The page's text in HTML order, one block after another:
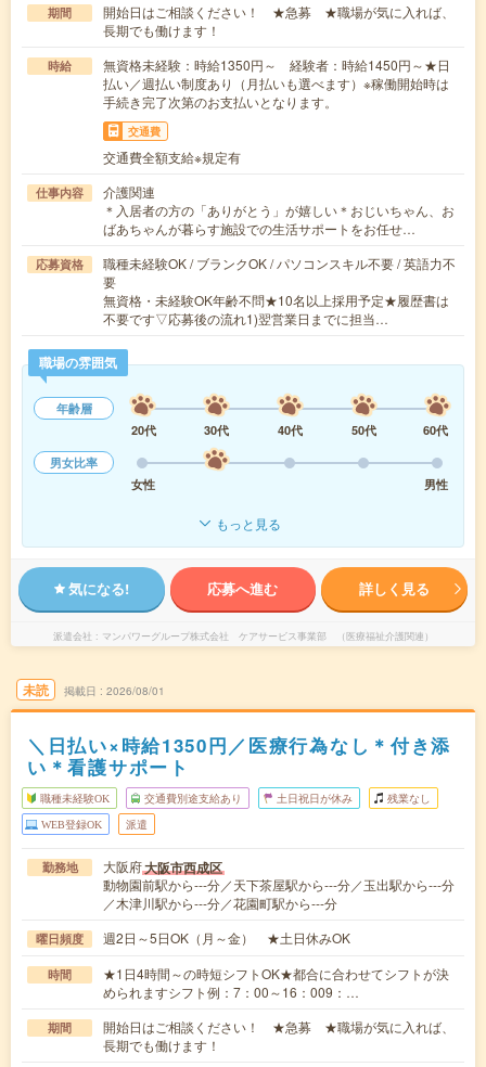
期間
開始日はご相談ください！ ★急募 ★職場が気に入れば、
長期でも働けます！
時給
無資格未経験：時給1350円～ 経験者：時給1450円～★日
払い／週払い制度あり（月払いも選べます）※稼働開始時は
手続き完了次第のお支払いとなります。
交通費
交通費全額支給※規定有
仕事内容
介護関連
＊入居者の方の「ありがとう」が嬉しい＊おじいちゃん、お
ばあちゃんが暮らす施設での生活サポートをお任せ…
応募資格
職種未経験OK / ブランクOK / パソコンスキル不要 / 英語力不
要
無資格・未経験OK年齢不問★10名以上採用予定★履歴書は
不要です▽応募後の流れ1)翌営業日までに担当…
職場の雰囲気
年齢層
20代
30代 40代 50代
60代
男女比率
女性
男性
もっと見る
気になる! 応募へ進む 詳しく見る
派遣会社 マンパワーグループ株式会社 ケアサービス事業部 （医療福祉介護関連）
未読 掲載日 2026/08/01
＼日払い×時給1350円／医療行為なし＊付き添
い＊看護サポート
職種未経験OK 交通費別途支給あり 土日祝日が休み 残業なし
WEB登録OK 派遣
勤務地 大阪府大阪市西成区
動物園前駅から---分／天下茶屋駅から---分／玉出駅から---分
／木津川駅から---分／花園町駅から---分
曜日頻度 週2日～5日OK（月～金） ★土日休みOK
時間
★1日4時間～の時短シフトOK★都合に合わせてシフトが決
められますシフト例：7：00～16：009：…
期間
開始日はご相談ください！ ★急募 ★職場が気に入れば、
長期でも働けます！